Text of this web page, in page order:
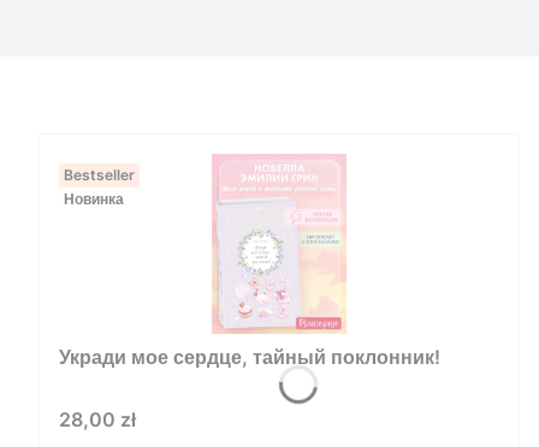
Bestseller
Новинка
Укради мое сердце, тайный поклонник!
Цена
28,00 zł